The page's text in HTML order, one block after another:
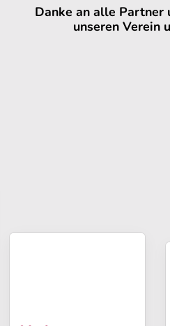
Danke an alle Partner
unseren Verein